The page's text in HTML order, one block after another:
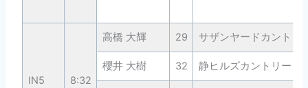
IN5 8:32
高橋 大輝 29 サザンヤードカントリ
櫻井 大樹 32 静ヒルズカントリーク